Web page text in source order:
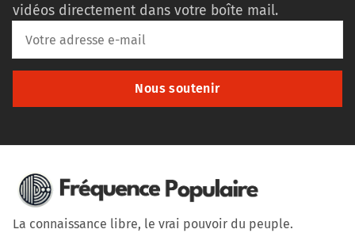
vidéos directement dans votre boîte mail.
Nous soutenir
La connaissance libre, le vrai pouvoir du peuple.